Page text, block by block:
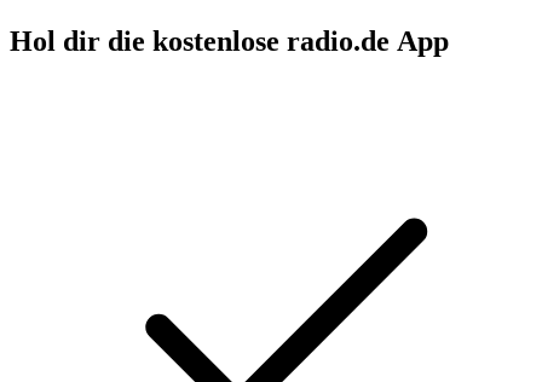
Hol dir die kostenlose radio.de App